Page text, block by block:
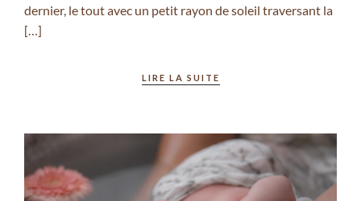
dernier, le tout avec un petit rayon de soleil traversant la
[…]
LIRE LA SUITE